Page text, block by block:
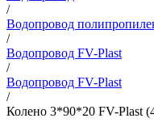
/
Водопровод
/
Водопровод FV-Plast
/
Водопровод FV-Plast
/
Колено 3*90*20 FV-Plast